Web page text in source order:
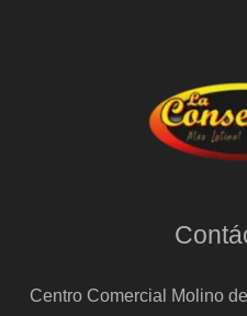
Centro Comercial Molino